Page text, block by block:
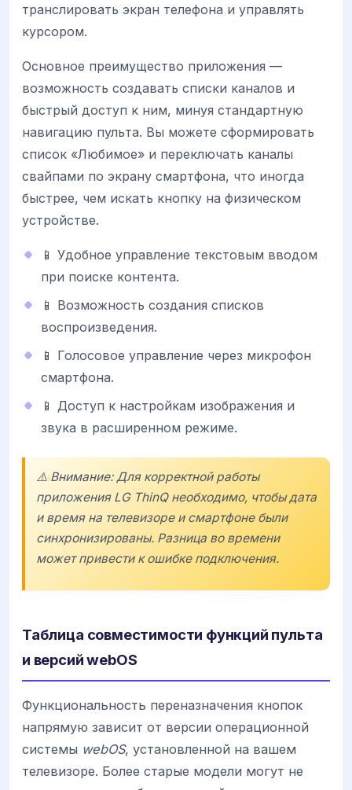
транслировать экран телефона и управлять
курсором.
Основное преимущество приложения —
возможность создавать списки каналов и
быстрый доступ к ним, минуя стандартную
навигацию пульта. Вы можете сформировать
список «Любимое» и переключать каналы
свайпами по экрану смартфона, что иногда
быстрее, чем искать кнопку на физическом
устройстве.
📱 Удобное управление текстовым вводом
при поиске контента.
📱 Возможность создания списков
воспроизведения.
📱 Голосовое управление через микрофон
смартфона.
📱 Доступ к настройкам изображения и
звука в расширенном режиме.
⚠️ Внимание: Для корректной работы
приложения LG ThinQнеобходимо, чтобы дата
и время на телевизоре и смартфоне были
синхронизированы. Разница во времени
может привести к ошибке подключения.
Таблица совместимости функций пульта
и версий webOS
Функциональность переназначения кнопок
напрямую зависит от версии операционной
системы webOS, установленной на вашем
телевизоре. Более старые модели могут не